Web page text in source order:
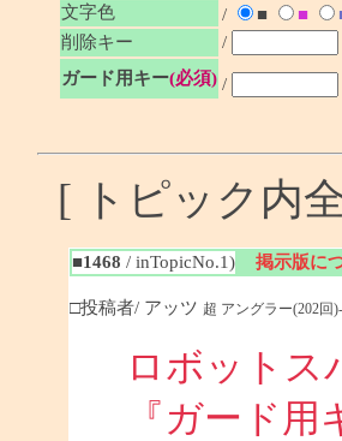
文字色
/ ■ ■
削除キー
/
ガード用キー(必須) /
[ トピック内
■1468 / inTopicNo.1) 掲示版に
□投稿者/ アッツ 超 アングラー(202回
ロボットス
『ガード